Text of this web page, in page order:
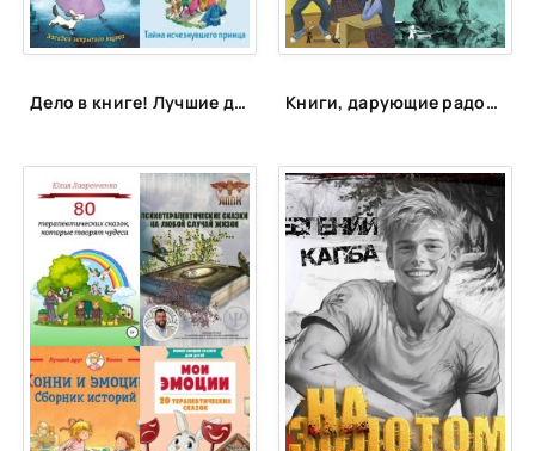
Дело в книге! Лучшие детективы для детей и подростков Книги, дарующие радость